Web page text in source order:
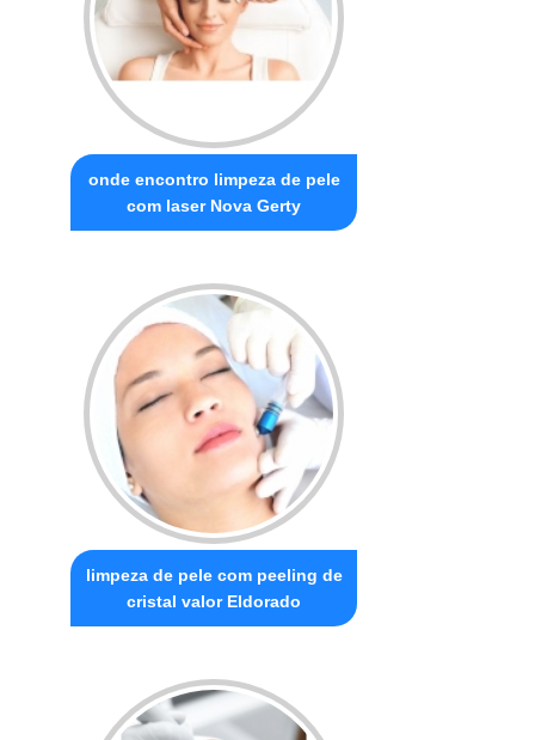
onde encontro limpeza de pele
com laser Nova Gerty
limpeza de pele com peeling de
cristal valor Eldorado